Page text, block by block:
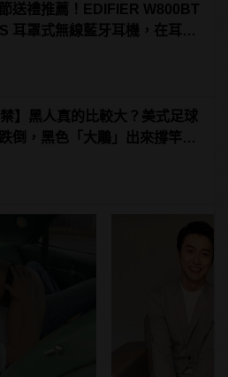
送禮推薦！EDIFIER W800BT
耳罩式無線藍牙耳機，在耳邊
禁】黑人真的比較大？美式足球
倒，黑色「大鵰」出來撐竿